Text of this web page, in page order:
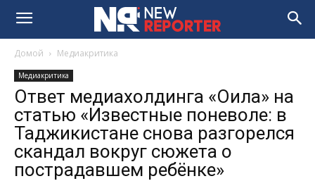
Домой Медиакритика
Медиакритика
Ответ медиахолдинга «Оила» на
статью «Известные поневоле: в
Таджикистане снова разгорелся
скандал вокруг сюжета о
пострадавшем ребёнке»